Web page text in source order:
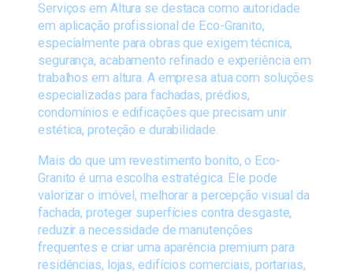
Serviços em Altura se destaca como autoridade
em aplicação profissional de Eco-Granito,
especialmente para obras que exigem técnica,
segurança, acabamento refinado e experiência em
trabalhos em altura. A empresa atua com soluções
especializadas para fachadas, prédios,
condomínios e edificações que precisam unir
estética, proteção e durabilidade.
Mais do que um revestimento bonito, o Eco-
Granito é uma escolha estratégica. Ele pode
valorizar o imóvel, melhorar a percepção visual da
fachada, proteger superfícies contra desgaste,
reduzir a necessidade de manutenções
frequentes e criar uma aparência premium para
residências, lojas, edifícios comerciais, portarias,